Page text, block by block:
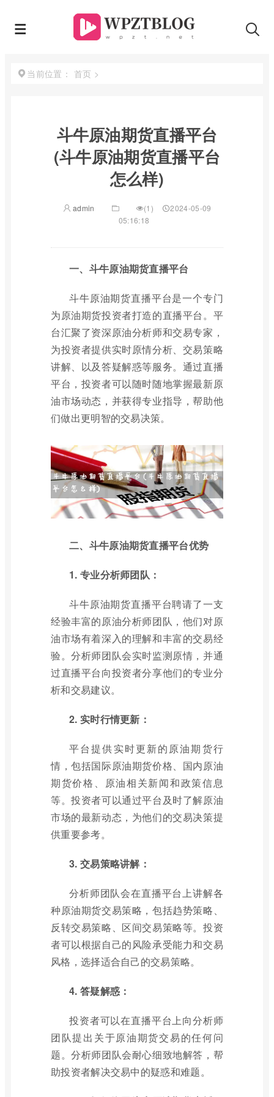
当前位置： 首页 >
斗牛原油期货直播平台
(斗牛原油期货直播平台
怎么样)
admin (1)
2024-05-09
05:16:18
一、斗牛原油期货直播平台
斗牛原油期货直播平台是一个专门
为原油期货投资者打造的直播平台。平
台汇聚了资深原油分析师和交易专家，
为投资者提供实时原情分析、交易策略
讲解、以及答疑解惑等服务。通过直播
平台，投资者可以随时随地掌握最新原
油市场动态，并获得专业指导，帮助他
们做出更明智的交易决策。
二、斗牛原油期货直播平台优势
1. 专业分析师团队：
斗牛原油期货直播平台聘请了一支
经验丰富的原油分析师团队，他们对原
油市场有着深入的理解和丰富的交易经
验。分析师团队会实时监测原情，并通
过直播平台向投资者分享他们的专业分
析和交易建议。
2. 实时行情更新：
平台提供实时更新的原油期货行
情，包括国际原油期货价格、国内原油
期货价格、原油相关新闻和政策信息
等。投资者可以通过平台及时了解原油
市场的最新动态，为他们的交易决策提
供重要参考。
3. 交易策略讲解：
分析师团队会在直播平台上讲解各
种原油期货交易策略，包括趋势策略、
反转交易策略、区间交易策略等。投资
者可以根据自己的风险承受能力和交易
风格，选择适合自己的交易策略。
4. 答疑解惑：
投资者可以在直播平台上向分析师
团队提出关于原油期货交易的任何问
题。分析师团队会耐心细致地解答，帮
助投资者解决交易中的疑惑和难题。